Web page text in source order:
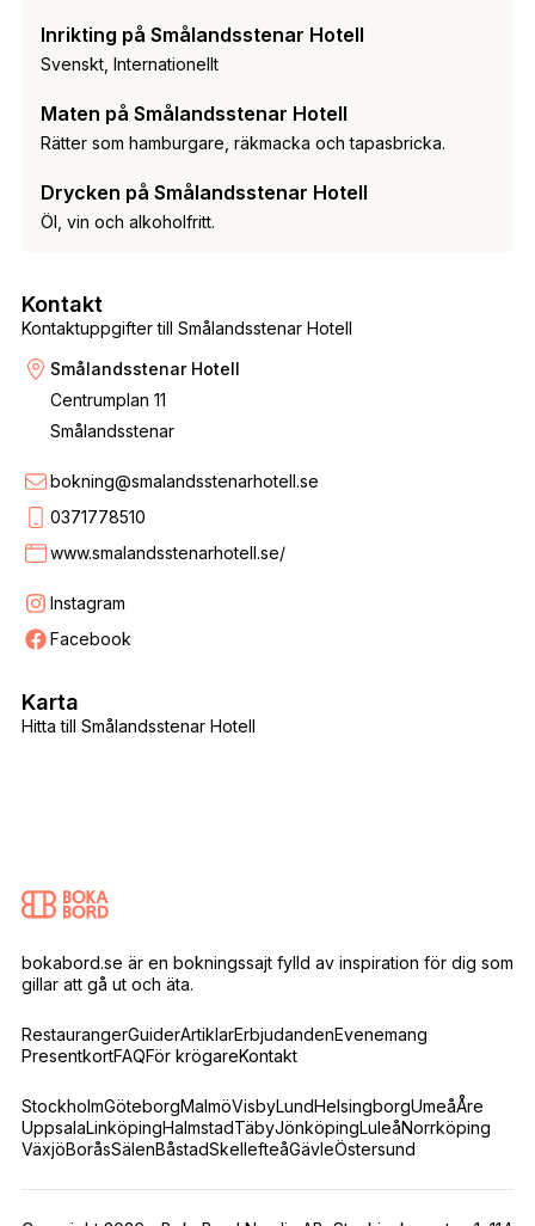
Inrikting på Smålandsstenar Hotell
Svenskt, Internationellt
Maten på Smålandsstenar Hotell
Rätter som hamburgare, räkmacka och tapasbricka.
Drycken på Smålandsstenar Hotell
Öl, vin och alkoholfritt.
Kontaktuppgifter till Smålandsstenar Hotell
Kontakt
Smålandsstenar Hotell
Centrumplan 11
Smålandsstenar
bokning@smalandsstenarhotell.se
0371778510
www.smalandsstenarhotell.se/
Instagram
Facebook
Hitta till Smålandsstenar Hotell
Karta
bokabord.se är en bokningssajt fylld av inspiration för dig som
gillar att gå ut och äta.
RestaurangerGuiderArtiklarErbjudandenEvenemang
PresentkortFAQFör krögareKontakt
StockholmGöteborgMalmöVisbyLundHelsingborgUmeåÅre
UppsalaLinköpingHalmstadTäbyJönköpingLuleåNorrköping
VäxjöBoråsSälenBåstadSkellefteåGävleÖstersund